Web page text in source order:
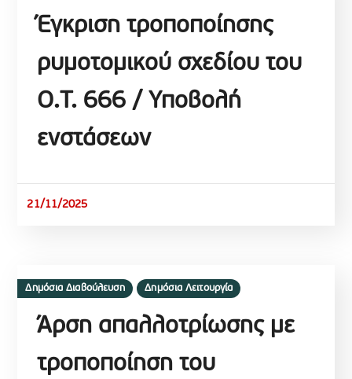
Έγκριση τροποποίησης
ρυμοτομικού σχεδίου του
Ο.Τ. 666 / Υποβολή
ενστάσεων
21/11/2025
Δημόσια Διαβούλευση Δημόσια Λειτουργία
Άρση απαλλοτρίωσης με
τροποποίηση του